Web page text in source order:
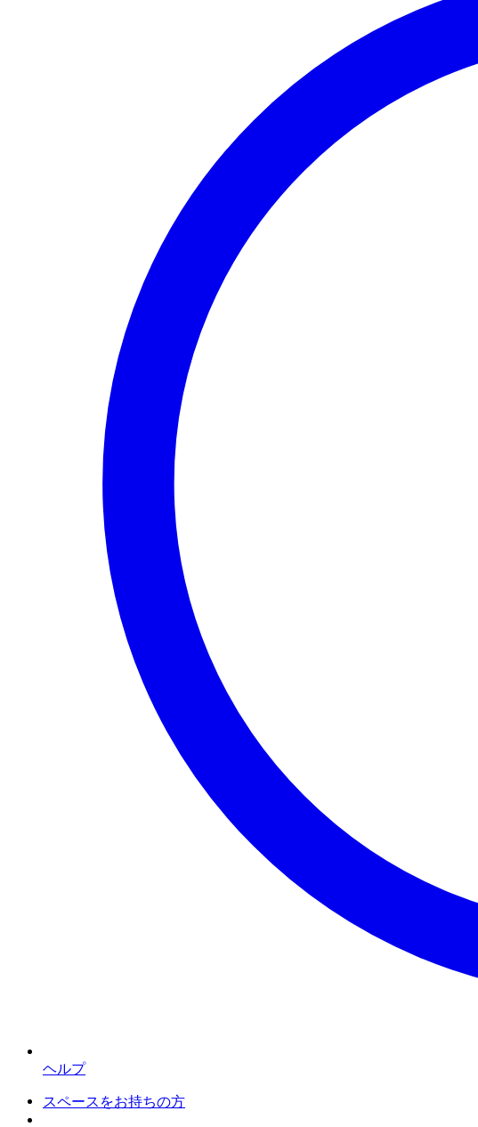
ヘルプ
スペースをお持ちの方